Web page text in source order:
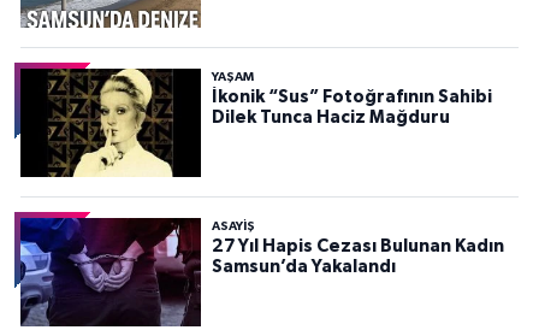
YAŞAM
İkonik “Sus” Fotoğrafının Sahibi
Dilek Tunca Haciz Mağduru
ASAYIŞ
27 Yıl Hapis Cezası Bulunan Kadın
Samsun’da Yakalandı